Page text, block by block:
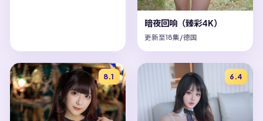
暗夜回响（臻彩4K）
更新至18集/德国
8.1 6.4